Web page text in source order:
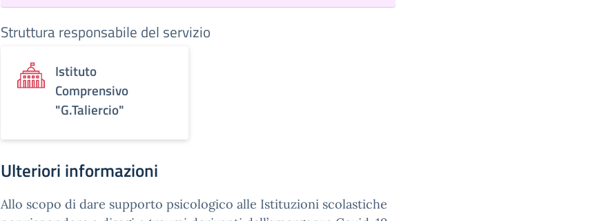
Struttura responsabile del servizio
Istituto
Comprensivo
"G.Taliercio"
Ulteriori informazioni
Allo scopo di dare supporto psicologico alle Istituzioni scolastiche